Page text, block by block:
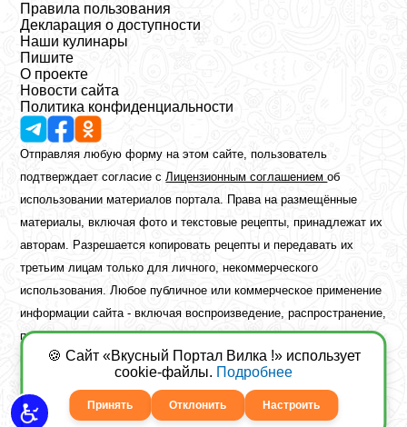
Правила пользования
Декларация о доступности
Наши кулинары
Пишите
О проекте
Новости сайта
Политика конфиденциальности
Отправляя любую форму на этом сайте, пользователь
подтверждает согласие сЛицензионным соглашениемоб
использовании материалов портала. Права на размещённые
материалы, включая фото и текстовые рецепты, принадлежат их
авторам. Разрешается копировать рецепты и передавать их
третьим лицам только для личного, некоммерческого
использования. Любое публичное или коммерческое применение
информации сайта - включая воспроизведение, распространение,
публикацию или обработку - возможно лишь при наличии
предварительного письменного разрешения правообладателя.
Copyright ©2026 Вкусный Портал Вилка
Сайт построенfreebrush.net
🍪 Сайт «Вкусный Портал Вилка !» использует
cookie-файлы. Подробнее
Принять Отклонить Настроить